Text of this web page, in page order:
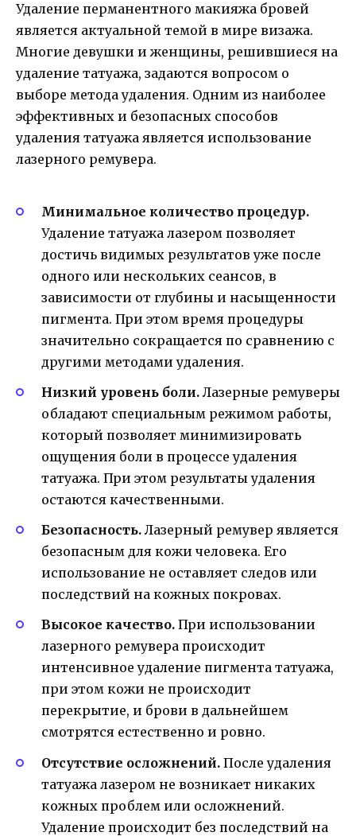
Удаление перманентного макияжа бровей
является актуальной темой в мире визажа.
Многие девушки и женщины, решившиеся на
удаление татуажа, задаются вопросом о
выборе метода удаления. Одним из наиболее
эффективных и безопасных способов
удаления татуажа является использование
лазерного ремувера.
Минимальное количество процедур.
Удаление татуажа лазером позволяет
достичь видимых результатов уже после
одного или нескольких сеансов, в
зависимости от глубины и насыщенности
пигмента. При этом время процедуры
значительно сокращается по сравнению с
другими методами удаления.
Низкий уровень боли. Лазерные ремуверы
обладают специальным режимом работы,
который позволяет минимизировать
ощущения боли в процессе удаления
татуажа. При этом результаты удаления
остаются качественными.
Безопасность. Лазерный ремувер является
безопасным для кожи человека. Его
использование не оставляет следов или
последствий на кожных покровах.
Высокое качество. При использовании
лазерного ремувера происходит
интенсивное удаление пигмента татуажа,
при этом кожи не происходит
перекрытие, и брови в дальнейшем
смотрятся естественно и ровно.
Отсутствие осложнений. После удаления
татуажа лазером не возникает никаких
кожных проблем или осложнений.
Удаление происходит без последствий на